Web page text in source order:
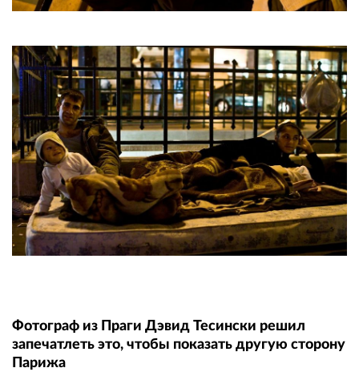
Фотограф из Праги Дэвид Тесински решил
запечатлеть это, чтобы показать другую сторону
Парижа